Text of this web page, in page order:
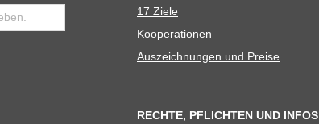
17 Ziele
Koope­ra­tio­nen
Aus­zeich­nun­gen und Preise
RECHTE, PFLICHTEN UND INFOS